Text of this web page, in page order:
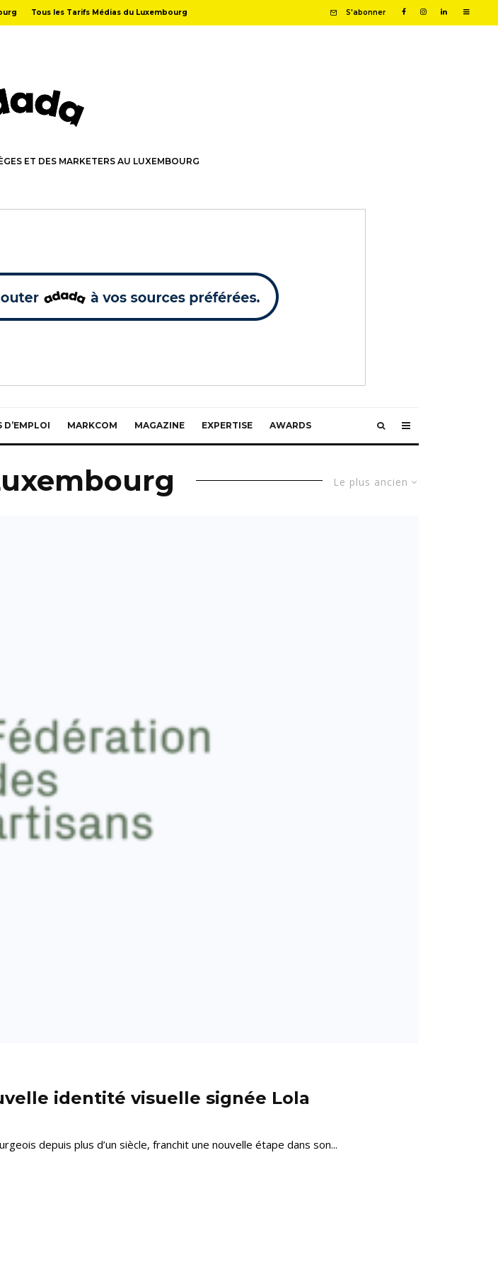
Tous les Tarifs Médias du Luxembourg S'abonner
ET DES MARKETERS AU LUXEMBOURG
D’EMPLOI MARKCOM MAGAZINE EXPERTISE AWARDS
Le plus ancien
identité visuelle signée Lola
depuis plus d’un siècle, franchit une nouvelle étape dans son...